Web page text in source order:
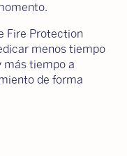
Fire Protection
menos tiempo
más tiempo a
de forma